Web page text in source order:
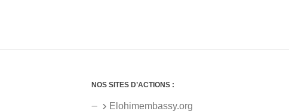
NOS SITES D’ACTIONS :
Elohimembassy.org